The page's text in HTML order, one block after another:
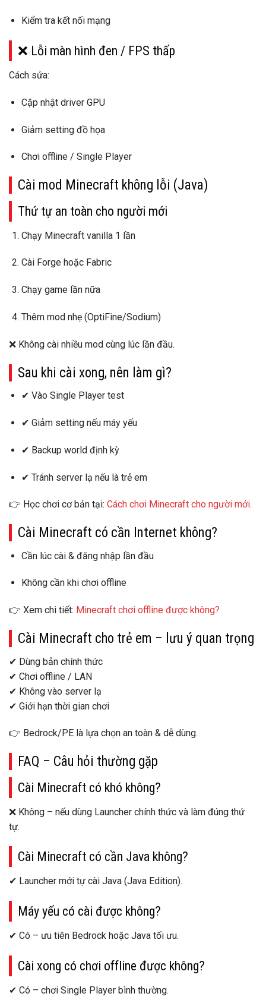
Kiểm tra kết nối mạng
❌ Lỗi màn hình đen / FPS thấp
Cách sửa:
Cập nhật driver GPU
Giảm setting đồ họa
Chơi offline / Single Player
Cài mod Minecraft không lỗi (Java)
Thứ tự an toàn cho người mới
Chạy Minecraft vanilla1 lần
Cài Forge hoặc Fabric
Chạy game lần nữa
Thêm mod nhẹ(OptiFine/Sodium)
❌ Không cài nhiều mod cùng lúc lần đầu.
Sau khi cài xong, nên làm gì?
✔ Vào Single Playertest
✔ Giảm setting nếu máy yếu
✔ Backup world định kỳ
✔ Tránh server lạ nếu là trẻ em
👉 Học chơi cơ bản tại: Cách chơi Minecraft cho người mới.
Cài Minecraft có cần Internet không?
Cầnlúc cài & đăng nhập lần đầu
Không cầnkhi chơi offline
👉 Xem chi tiết: Minecraft chơi offline được không?
Cài Minecraft cho trẻ em – lưu ý quan trọng
✔ Dùng bản chính thức
✔ Chơi offline / LAN
✔ Không vào server lạ
✔ Giới hạn thời gian chơi
👉 Bedrock/PE là lựa chọn an toàn & dễ dùng.
FAQ – Câu hỏi thường gặp
Cài Minecraft có khó không?
❌ Không – nếu dùng Launcher chính thức và làm đúng thứ
tự.
Cài Minecraft có cần Java không?
✔ Launcher mới tự cài Java (Java Edition).
Máy yếu có cài được không?
✔ Có – ưu tiên Bedrock hoặc Java tối ưu.
Cài xong có chơi offline được không?
✔ Có – chơi Single Player bình thường.